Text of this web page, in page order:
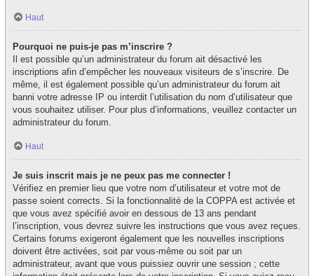
Haut
Pourquoi ne puis-je pas m’inscrire ?
Il est possible qu’un administrateur du forum ait désactivé les
inscriptions afin d’empêcher les nouveaux visiteurs de s’inscrire. De
même, il est également possible qu’un administrateur du forum ait
banni votre adresse IP ou interdit l’utilisation du nom d’utilisateur que
vous souhaitez utiliser. Pour plus d’informations, veuillez contacter un
administrateur du forum.
Haut
Je suis inscrit mais je ne peux pas me connecter !
Vérifiez en premier lieu que votre nom d’utilisateur et votre mot de
passe soient corrects. Si la fonctionnalité de la COPPA est activée et
que vous avez spécifié avoir en dessous de 13 ans pendant
l’inscription, vous devrez suivre les instructions que vous avez reçues.
Certains forums exigeront également que les nouvelles inscriptions
doivent être activées, soit par vous-même ou soit par un
administrateur, avant que vous puissiez ouvrir une session ; cette